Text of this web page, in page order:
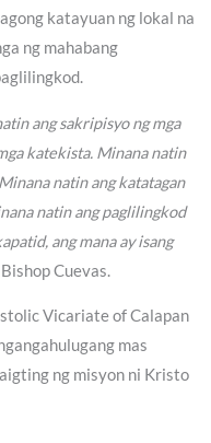
katayuan ng lokal na
ng mahabang
ang sakripisyo ng mga
katekista. Minana natin
natin ang katatagan
natin ang paglilingkod
ang mana ay isang
Cuevas.
Vicariate of Calapan
mas
ng misyon ni Kristo